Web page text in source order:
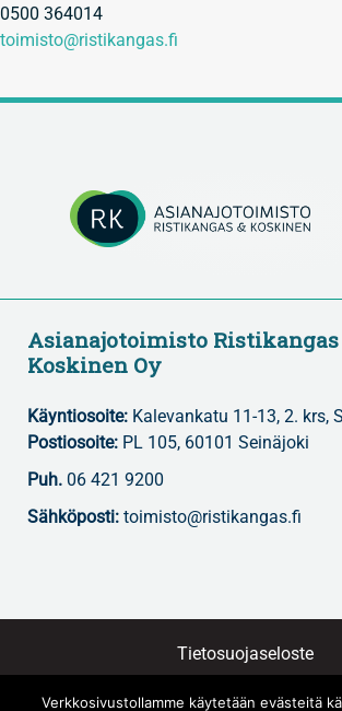
0500 364014
toimisto@ristikangas.fi
Asianajotoimisto Ristikangas
Koskinen Oy
Käyntiosoite: Kalevankatu 11-13, 2. krs,
Postiosoite: PL 105, 60101 Seinäjoki
Puh. 06 421 9200
Sähköposti: toimisto@ristikangas.fi
Tietosuojaseloste
Verkkosivustollamme käytetään evästeitä